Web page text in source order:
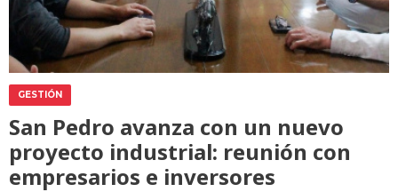
GESTIÓN
San Pedro avanza con un nuevo
proyecto industrial: reunión con
empresarios e inversores